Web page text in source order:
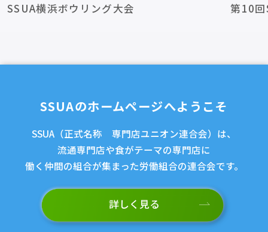
SSUA横浜ボウリング大会 第10回
SSUAのホームページへようこそ
SSUA（正式名称 専門店ユニオン連合会）は、
流通専門店や食がテーマの専門店に
働く仲間の組合が集まった労働組合の連合会です。
詳しく見る